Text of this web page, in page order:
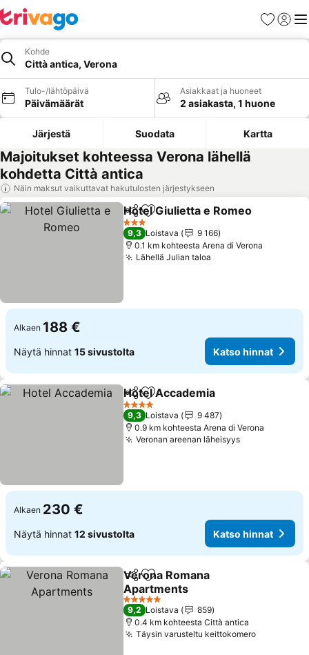
Suosikit
Kohde
Città antica, Verona
Tulo-/lähtöpäivä
Päivämäärät
Asiakkaat ja huoneet
2 asiakasta, 1 huone
Järjestä Suodata Kartta
Majoitukset kohteessa Verona lähellä
kohdetta Città antica
Näin maksut vaikuttavat hakutulosten järjestykseen
Jaa Lisää suosikkeihin
Hotel Giulietta e Romeo
3 Tähtiluokitus
9,3 Loistava
9 166
0.1 km kohteesta Arena di Verona
Lähellä Julian taloa
Alkaen 188 €
Näytä hinnat 15 sivustolta Katso hinnat
Jaa Lisää suosikkeihin
Hotel Accademia
4 Tähtiluokitus
9,3 Loistava
9 487
0.9 km kohteesta Arena di Verona
Veronan areenan läheisyys
Alkaen 230 €
Näytä hinnat 12 sivustolta Katso hinnat
Jaa Lisää suosikkeihin
Verona Romana
Apartments
5 Tähtiluokitus
9,2 Loistava
859
0.4 km kohteesta Città antica
Täysin varusteltu keittokomero